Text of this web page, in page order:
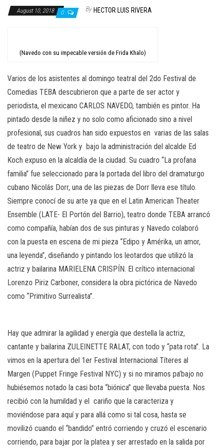
August 10, 2018 0 By HECTOR LUIS RIVERA
(Navedo con su impecable versión de Frida Khalo)
Varios de los asistentes al domingo teatral del 2do Festival de
Comedias TEBA descubrieron que a parte de ser actor y
periodista, el mexicano CARLOS NAVEDO, también es pintor. Ha
pintado desde la niñez y no solo como aficionado sino a nivel
profesional, sus cuadros han sido expuestos en varias de las salas
de teatro de New York y bajo la administración del alcalde Ed
Koch expuso en la alcaldía de la ciudad. Su cuadro “La profana
familia” fue seleccionado para la portada del libro del dramaturgo
cubano Nicolás Dorr, una de las piezas de Dorr lleva ese título.
Siempre conocí de su arte ya que en el Latin American Theater
Ensemble (LATE- El Portón del Barrio), teatro donde TEBA arrancó
como compañía, habían dos de sus pinturas y Navedo colaboró
con la puesta en escena de mi pieza “Edipo y Amérika, un amor,
una leyenda”, diseñando y pintando los leotardos que utilizó la
actriz y bailarina MARIELENA CRISPÍN. El crítico internacional
Lorenzo Piriz Carboner, considera la obra pictórica de Navedo
como “Primitivo Surrealista”.
Hay que admirar la agilidad y energía que destella la actriz,
cantante y bailarina ZULEINETTE RALAT, con todo y “pata rota”. La
vimos en la apertura del 1er Festival Internacional Títeres al
Margen (Puppet Fringe Festival NYC) y si no miramos pa’bajo no
hubiésemos notado la casi bota “biónica” que llevaba puesta. Nos
recibió con la humildad y el cariño que la caracteriza y
moviéndose para aquí y para allá como si tal cosa, hasta se
movilizó cuando el “bandido” entró corriendo y cruzó el escenario
corriendo, para bajar por la platea y ser arrestado en la salida por